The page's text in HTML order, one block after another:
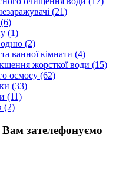
(21)
(6)
(1)
(2)
ванної кімнати (4)
жорсткої води (15)
осмосу (62)
(33)
(11)
(2)
зателефонуємо